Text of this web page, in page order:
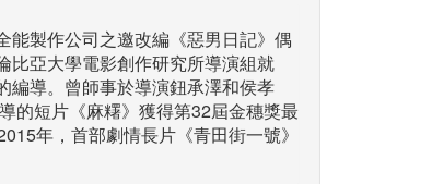
能製作公司之邀改編《惡男日記》偶
比亞大學電影創作研究所導演組就
編導。曾師事於導演鈕承澤和侯孝
的短片《麻糬》獲得第32屆金穗獎最
年，首部劇情長片《青田街一號》